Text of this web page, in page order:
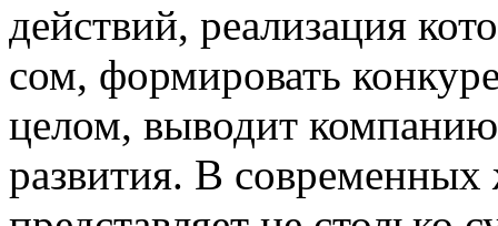
действий, реализация
сом, формировать
целом, выводит
развития. В современных